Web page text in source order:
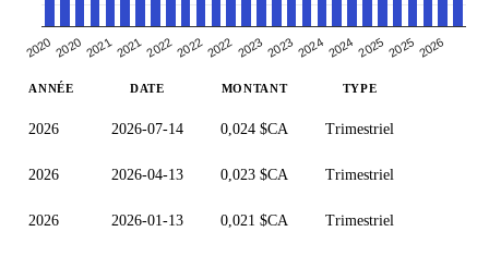
2020 2020 20212021202220222022 202320232024 2024 2025 2025 2026
ANNÉE DATE MONTANT TYPE
2026 2026-07-14 0,024 $CA Trimestriel
2026 2026-04-13 0,023 $CA Trimestriel
2026 2026-01-13 0,021 $CA Trimestriel